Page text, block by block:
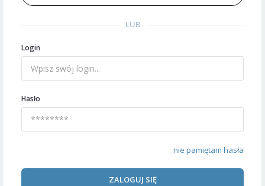
LUB
Login
Hasło
nie pamiętam hasła
ZALOGUJ SIĘ